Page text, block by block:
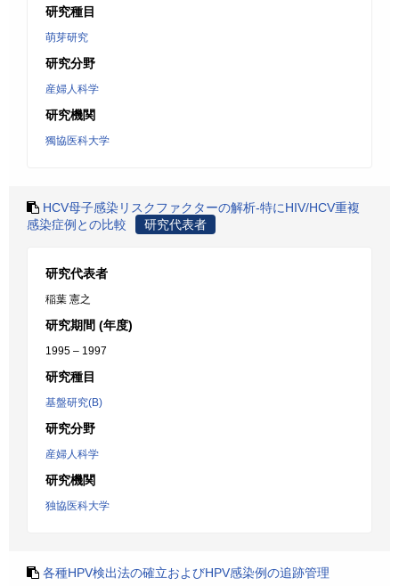
研究種目
萌芽研究
研究分野
産婦人科学
研究機関
獨協医科大学
HCV母子感染リスクファクターの解析-特にHIV/HCV重複
感染症例との比較
研究代表者
研究代表者
稲葉 憲之
研究期間 (年度)
1995 – 1997
研究種目
基盤研究(B)
研究分野
産婦人科学
研究機関
独協医科大学
各種HPV検出法の確立およびHPV感染例の追跡管理